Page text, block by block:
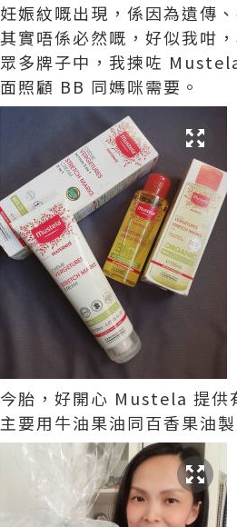
妊娠紋嘅出現，係因為遺傳
其實唔係必然嘅，好似我咁
眾多牌子中，我揀咗
面照顧 BB 同媽咪需要。
今胎，好開心 Mustela 提供
主要用牛油果油同百香果油